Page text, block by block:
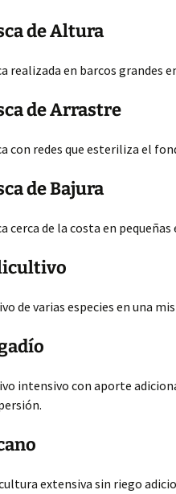
de Altura
realizada en barcos grandes
de Arrastre
con redes que esteriliza el
de Bajura
cerca de la costa en
de varias especies en una
intensivo con aporte
extensiva sin riego